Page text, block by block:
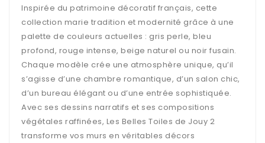
Inspirée du patrimoine décoratif français, cette
collection marie tradition et modernité grâce à une
palette de couleurs actuelles : gris perle, bleu
profond, rouge intense, beige naturel ou noir fusain.
Chaque modèle crée une atmosphère unique, qu’il
s’agisse d’une chambre romantique, d’un salon chic,
d’un bureau élégant ou d’une entrée sophistiquée.
Avec ses dessins narratifs et ses compositions
végétales raffinées, Les Belles Toiles de Jouy 2
transforme vos murs en véritables décors